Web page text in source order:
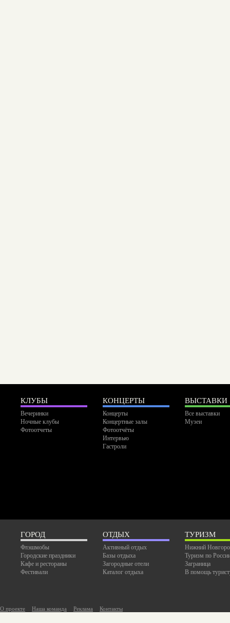
КЛУБЫ
Вечеринки
Ночные клубы
Фотоотчеты
КОНЦЕРТЫ
Концерты
Концертные залы
Фотоотчёты
Интервью
Гастроли
ВЫСТАВКИ
Все выставки
Музеи
ГОРОД
Флэшмобы
Городские праздники
Кафе и рестораны
Фестивали
ОТДЫХ
Активный отдых
Базы отдыха
Загородные отели
Каталог отдыха
ТУРИЗМ
Нижний
Туризм по
Заграница
В помощь
О проекте Наша команда Реклама Контакты